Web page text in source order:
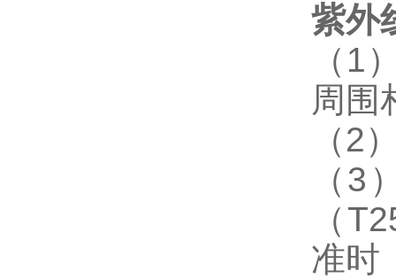
紫外
（ 1
周围
（2
（ 3
（
准时